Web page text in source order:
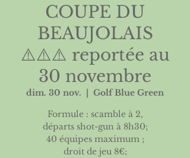
COUPE DU
BEAUJOLAIS
⚠️⚠️⚠️ reportée au
30 novembre
dim. 30 nov.
Golf Blue Green
Formule : scamble à 2,
départs shot-gun à 8h30;
40 équipes maximum ;
droit de jeu 8€;